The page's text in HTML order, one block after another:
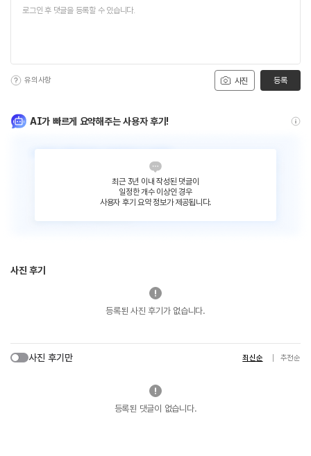
사진
유의사항 등록
AI가 빠르게 요약해주는 사용자 후기!
최근 3년 이내 작성된 댓글이
일정한 개수 이상인 경우
사용자 후기 요약 정보가 제공됩니다.
사진 후기
등록된 사진 후기가 없습니다.
사진 후기만 최신순 추천순
등록된 댓글이 없습니다.